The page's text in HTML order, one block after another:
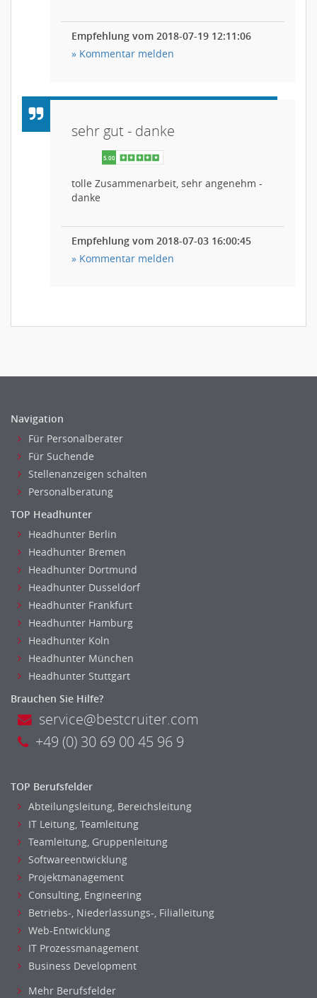
Empfehlung vom 2018-07-19 12:11:06
» Kommentar melden
sehr gut - danke
tolle Zusammenarbeit, sehr angenehm -
danke
Empfehlung vom 2018-07-03 16:00:45
» Kommentar melden
Navigation
Für Personalberater
Für Suchende
Stellenanzeigen schalten
Personalberatung
TOP Headhunter
Headhunter Berlin
Headhunter Bremen
Headhunter Dortmund
Headhunter Dusseldorf
Headhunter Frankfurt
Headhunter Hamburg
Headhunter Koln
Headhunter München
Headhunter Stuttgart
Brauchen Sie Hilfe?
service@bestcruiter.com
+49 (0) 30 69 00 45 96 9
TOP Berufsfelder
Abteilungsleitung, Bereichsleitung
IT Leitung, Teamleitung
Teamleitung, Gruppenleitung
Softwareentwicklung
Projektmanagement
Consulting, Engineering
Betriebs-, Niederlassungs-, Filialleitung
Web-Entwicklung
IT Prozessmanagement
Business Development
Mehr Berufsfelder